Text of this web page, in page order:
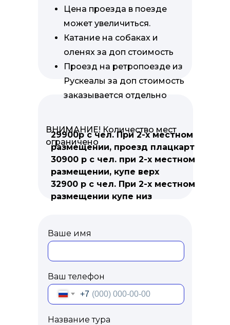
Цена проезда в поезде
может увеличиться.
Катание на собаках и
оленях за доп стоимость
Проезд на ретропоезде из
Рускеалы за доп стоимость
заказывается отдельно
ВНИМАНИЕ! Количество мест
ограничено
Ваше имя
Ваш телефон
+7
Название тура
29900р с чел. При 2-х местном
размещении, проезд плацкарт
30900 р с чел. при 2-х местном
размещении, купе верх
32900 р с чел. При 2-х местном
размещении купе низ